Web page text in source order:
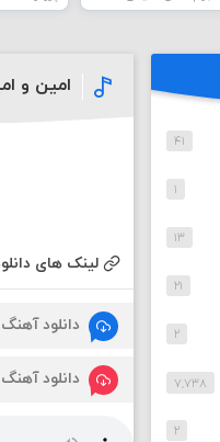
امین و
لینک های
دانلود
دانلود
۴۱
۱
۱۳
۲۱
۲
۷,۷۳۸
۲